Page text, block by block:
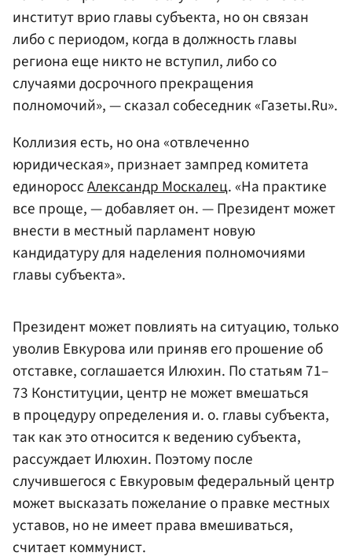
институт врио главы субъекта, но он связан
либо с периодом, когда в должность главы
региона еще никто не вступил, либо со
случаями досрочного прекращения
полномочий», — сказал собеседник «Газеты.Ru».
Коллизия есть, но она «отвлеченно
юридическая», признает зампред комитета
единороссАлександр Москалец. «На практике
все проще, — добавляет он. — Президент может
внести в местный парламент новую
кандидатуру для наделения полномочиями
главы субъекта».
Президент может повлиять на ситуацию, только
уволив Евкурова или приняв его прошение об
отставке, соглашается Илюхин. По статьям 71–
73 Конституции, центр не может вмешаться
в процедуру определения и. о. главы субъекта,
так как это относится к ведению субъекта,
рассуждает Илюхин. Поэтому после
случившегося с Евкуровым федеральный центр
может высказать пожелание о правке местных
уставов, но не имеет права вмешиваться,
считает коммунист.